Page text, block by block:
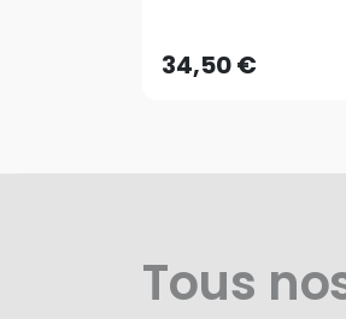
34,50 €AJOUTER AU
Tous